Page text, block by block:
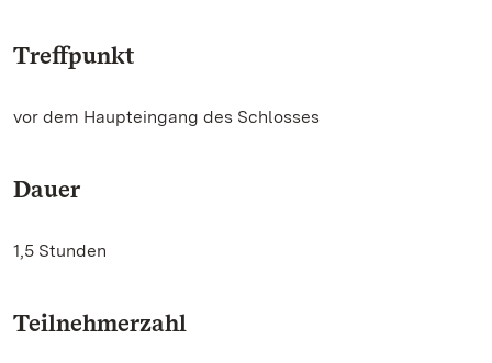
Treffpunkt
vor dem Haupteingang des Schlosses
Dauer
1,5 Stunden
Teilnehmerzahl